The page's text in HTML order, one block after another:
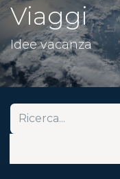
Viaggi
Idee vacanza